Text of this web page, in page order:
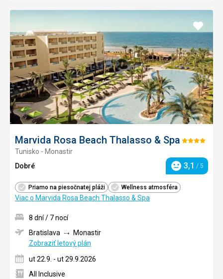
Marvida Rosa Beach Thalasso & Spa Hodnotenie:
Tunisko - Monastir
Dobré
Hodnotenie
3,1 / 5
Priamo na piesočnatej pláži Wellness atmosféra
Viac o Marvida Rosa Beach Thalasso & Spa
Pridať
do
8 dní / 7 nocí
Bratislava
Monastir
Zobraziť letový plán
ut 22.9. - ut 29.9.2026
All Inclusive